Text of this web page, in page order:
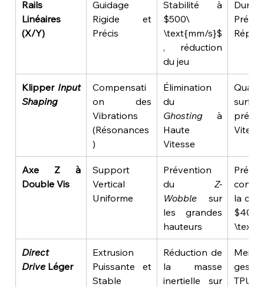
Rails
Linéaires
(X/Y)
Guidage
Rigide et
Précis
Stabilité à
$500\
\text{mm/s}$
, réduction
du jeu
Klipper Input
Shaping
Compensati
on des
Vibrations
(Résonances
)
Élimination
Ghosting à
Haute
Vitesse
Axe Z à
Double Vis
Support
Vertical
Uniforme
Prévention
du Z-
Wobble sur
les grandes
hauteurs
la
$400\
Direct
Drive Léger
Extrusion
Puissante et
Stable
Réduction de
la masse
inertielle sur
TPU